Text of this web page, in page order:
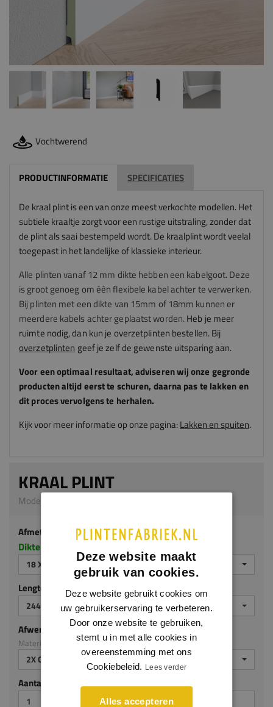
Vochtwerend
PRODUCTINFORMATIE SPECIFICATIES
De kraal plint is een van onze meest verkochte modellen. Het
subtiele kraaltje zorgt voor een rustige uitstraling, zonder dat
de plint als saai bestempeld wordt. De kraalplint wordt veelal
toegepast in het landelijke of klassieke interieur.
Alle plinten vanaf 12 mm dikte hebben een kabelgoot. Deze
is groot genoeg om één flexibele kabel achter te verwerken.
Bij plinten met een dikte van 15mm of 18mm kunnen er
meerdere kabels achter geplaatst worden.Heb je meer
ruimte nodig, dan kun je overzetplinten bestellen. Bij
overzetplinten geef je zelf de gewenste uitsparing aan.
Voor een optimaal resultaat, adviserenwijonze gegronde
producten altijd eerst te schuren, daarna pas te lakken en
dit proces vervolgens te herhalen.
Kijk voor meer informatie op onze pagina:Lakken en spuiten.
KRAAL PLINT
Model 0105 | 18 x 140 mm | MDF v313
Afmeting
Dikte x hoogte in millimeters
18 X 140 MM
Lengte (mm)
2440 MM
Afwerking
Materiaal: MDF v313
2X GEGROND
Aantal stuks
Deze website maakt
gebruik van cookies.
Deze website gebruikt cookies om
uw gebruikerservaring te verbeteren.
Door onze website te gebruiken,
stemt u in met alle cookies in
overeenstemming met ons
Cookiebeleid. Lees verder
Alles accepteren